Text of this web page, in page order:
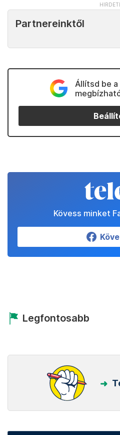
Partnereinktől
Állítsd be
Kövess minket
Legfontosabb